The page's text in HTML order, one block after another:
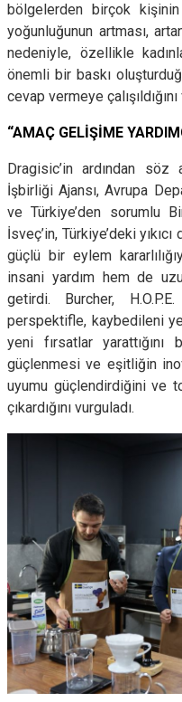
bölgelerden birçok
yoğunluğunun artması,
nedeniyle, özellikle
önemli bir baskı
cevap vermeye çalışıldığını
“AMAÇ GELİŞİME
Dragisic’in ardından söz
İşbirliği Ajansı, Avrupa
ve Türkiye’den sorumlu
İsveç’in, Türkiye’deki
güçlü bir eylem
insani yardım hem de
getirdi. Burcher,
perspektifle, kaybedileni
yeni fırsatlar yarattığını
güçlenmesi ve eşitliğin
uyumu güçlendirdiğini ve
çıkardığını vurguladı.